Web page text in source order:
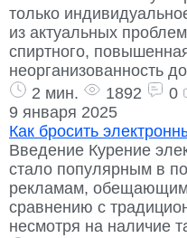
только
из актуальных
спиртного,
неорганизованность
2 мин.
1892 0
9 января 2025
Как бросить
Введение Курение
стало популярным в
рекламам,
сравнению с
несмотря на наличие